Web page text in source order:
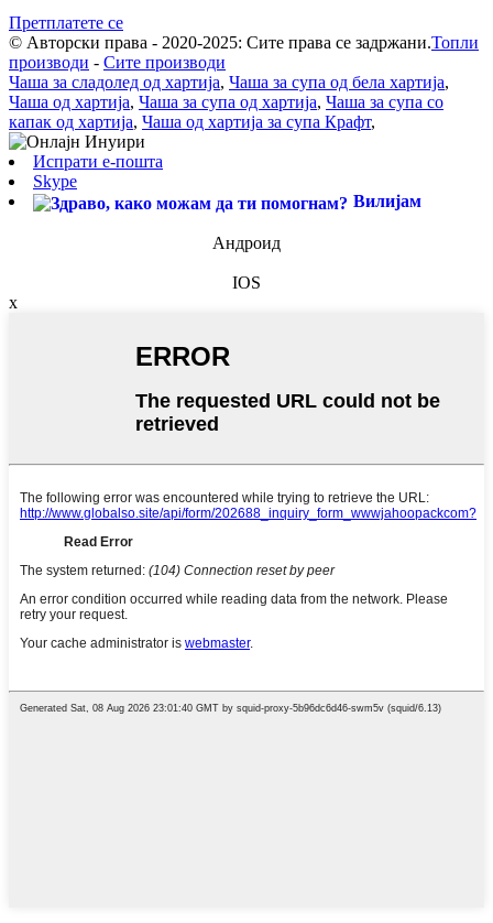
Претплатете се
© Авторски права - 2020-2025: Сите права се задржани.Топли
производи - Сите производи
Чаша за сладолед од хартија, Чаша за супа од бела хартија,
Чаша од хартија, Чаша за супа од хартија, Чаша за супа со
капак од хартија, Чаша од хартија за супа Крафт,
Испрати е-пошта
Skype
Вилијам
Андроид
IOS
x